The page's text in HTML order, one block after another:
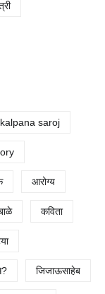
kalpana saroj
आरोग्य
कविता
जिजाऊसाहेब